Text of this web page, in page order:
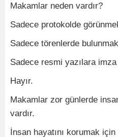
Makamlar neden vardır?
Sadece protokolde
Sadece törenlerde
Sadece resmi yazılara
Hayır.
Makamlar zor günlerde
vardır.
İnsan hayatını korumak için